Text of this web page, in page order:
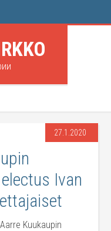
27.1.2020
Ivan
Kuukaupin